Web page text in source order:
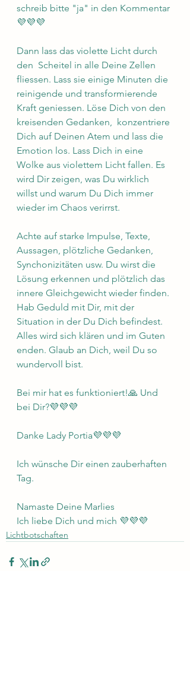
schreib bitte "ja" in den Kommentar
💜💜💜
Dann lass das violette Licht durch
den  Scheitel in alle Deine Zellen
fliessen. Lass sie einige Minuten die
reinigende und transformierende
Kraft geniessen. Löse Dich von den
kreisenden Gedanken,  konzentriere
Dich auf Deinen Atem und lass die
Emotion los. Lass Dich in eine
Wolke aus violettem Licht fallen. Es
wird Dir zeigen, was Du wirklich
willst und warum Du Dich immer
wieder im Chaos verirrst.
Achte auf starke Impulse, Texte,
Aussagen, plötzliche Gedanken,
Synchonizitäten usw. Du wirst die
Lösung erkennen und plötzlich das
innere Gleichgewicht wieder finden.
Hab Geduld mit Dir, mit der
Situation in der Du Dich befindest.
Alles wird sich klären und im Guten
enden. Glaub an Dich, weil Du so
wundervoll bist.
Bei mir hat es funktioniert!🙏 Und
bei Dir?💜💜💜
Danke Lady Portia💜💜💜
Ich wünsche Dir einen zauberhaften
Tag.
Namaste Deine Marlies
Ich liebe Dich und mich 💜💜💜
Lichtbotschaften